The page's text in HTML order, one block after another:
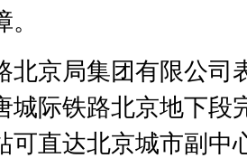
京局集团有限公司
城际铁路北京地下段
可直达北京城市副中